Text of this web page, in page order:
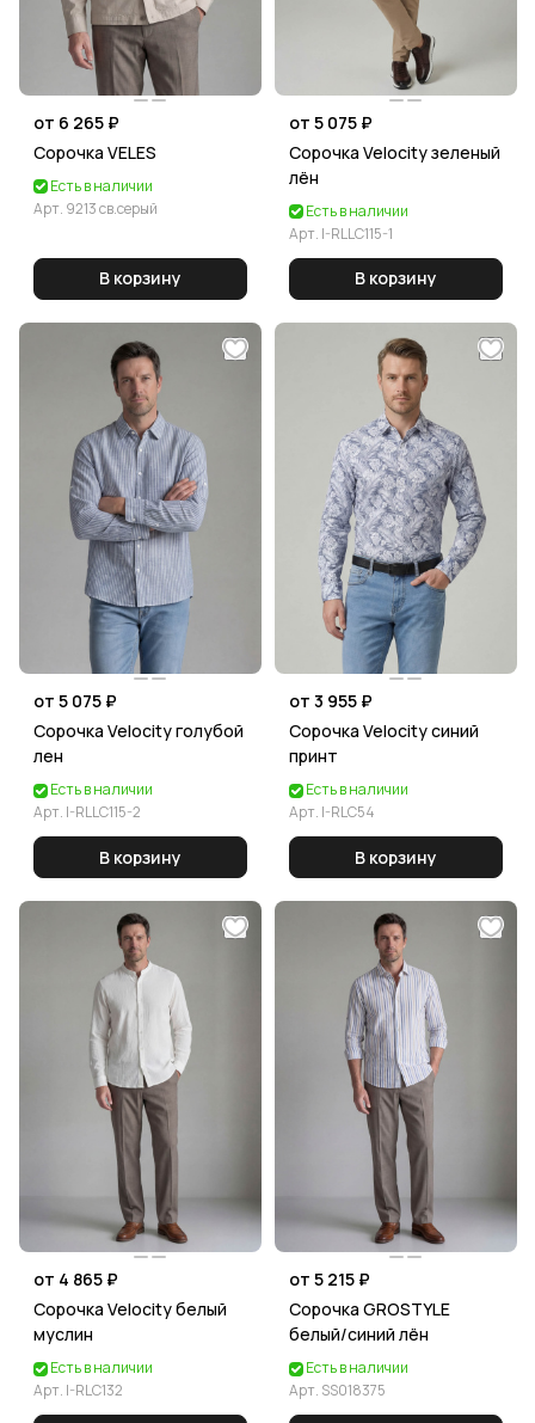
от 6 265 ₽
Сорочка VELES
Есть в наличии
Арт. 9213 св.серый
В корзину
от 5 075 ₽
Сорочка Velocity зеленый
лён
Есть в наличии
Арт. I-RLLC115-1
В корзину
от 5 075 ₽
Сорочка Velocity голубой
лен
Есть в наличии
Арт. I-RLLC115-2
В корзину
от 3 955 ₽
Сорочка Velocity синий
принт
Есть в наличии
Арт. I-RLC54
В корзину
от 4 865 ₽
Сорочка Velocity белый
муслин
Есть в наличии
Арт. I-RLC132
от 5 215 ₽
Сорочка GROSTYLE
белый/синий лён
Есть в наличии
Арт. SS018375